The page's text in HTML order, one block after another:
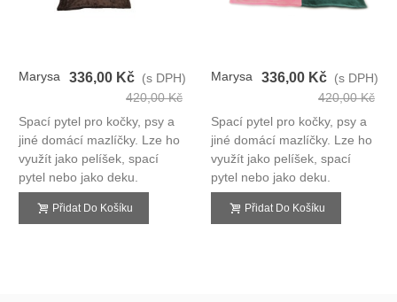
Marysa
3v1
336,00 Kč (s DPH)
420,00 Kč
Spací pytel pro kočky, psy a
jiné domácí mazlíčky. Lze ho
využít jako pelíšek, spací
pytel nebo jako deku.
Přidat Do Košíku
Marysa
3v1
336,00 Kč (s DPH)
420,00 Kč
Spací pytel pro kočky, psy a
jiné domácí mazlíčky. Lze ho
využít jako pelíšek, spací
pytel nebo jako deku.
Přidat Do Košíku